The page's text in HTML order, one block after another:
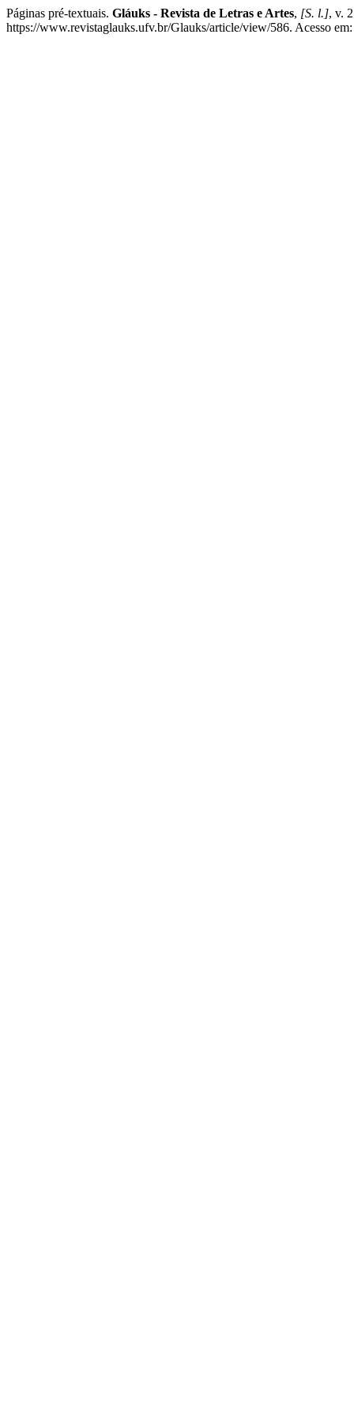
Páginas pré-textuais. Gláuks - Revista de Letras e Artes, [S. l.], v.
https://www.revistaglauks.ufv.br/Glauks/article/view/586. Acesso